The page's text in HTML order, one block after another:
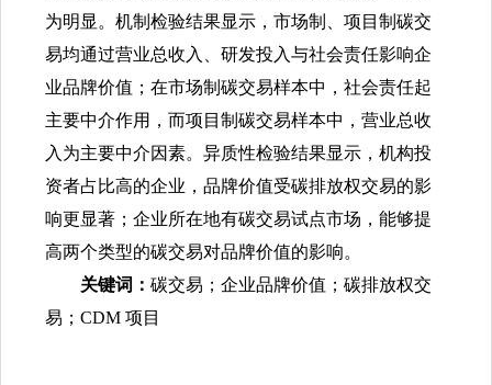
为明显。机制检验结果显示，市场制、项目制碳交
易均通过营业总收入、研发投入与社会责任影响企
业品牌价值；在市场制碳交易样本中，社会责任起
主要中介作用，而项目制碳交易样本中，营业总收
入为主要中介因素。异质性检验结果显示，机构投
资者占比高的企业，品牌价值受碳排放权交易的影
响更显著；企业所在地有碳交易试点市场，能够提
高两个类型的碳交易对品牌价值的影响。
关键词： 碳交易；企业品牌价值；碳排放权交
易；CDM 项目